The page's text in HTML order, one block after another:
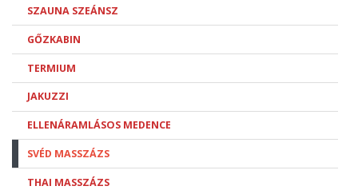
SZAUNA SZEÁNSZ
GŐZKABIN
TERMIUM
JAKUZZI
ELLENÁRAMLÁSOS MEDENCE
SVÉD MASSZÁZS
THAI MASSZÁZS